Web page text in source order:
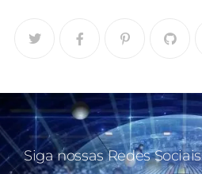
Siga nossas Redes Sociais